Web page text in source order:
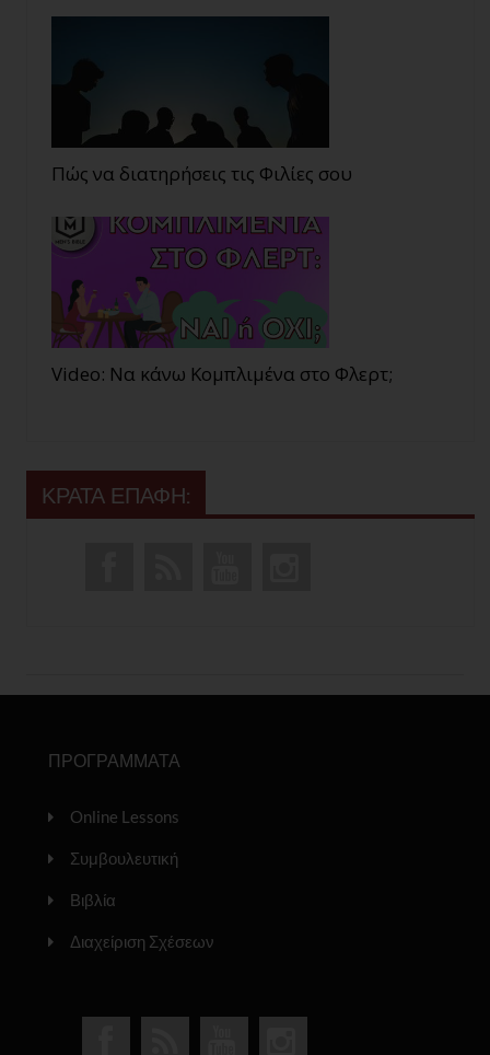
Πώς να διατηρήσεις τις Φιλίες σου
Video: Να κάνω Κομπλιμένα στο Φλερτ;
ΚΡΑΤΑ ΕΠΑΦΗ:
ΠΡΟΓΡΑΜΜΑΤΑ
Online Lessons
Συμβουλευτική
Βιβλία
Διαχείριση Σχέσεων